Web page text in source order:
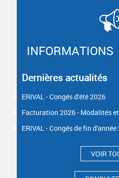
INFORMATIONS
Dernières actualités
ERIVAL - Congés d'été 2026
Facturation 2026 - Modalités
ERIVAL - Congés de fin d'année
VOIR